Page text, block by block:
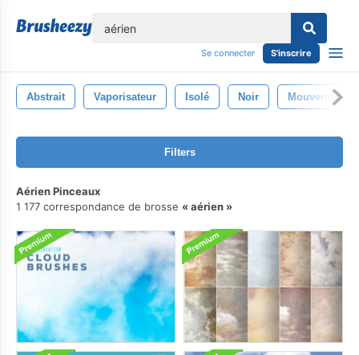
Se connecter S'inscrire
Abstrait Vaporisateur Isolé Noir Mouvement
Filters
Aérien Pinceaux
1 177 correspondance de brosse
aérien